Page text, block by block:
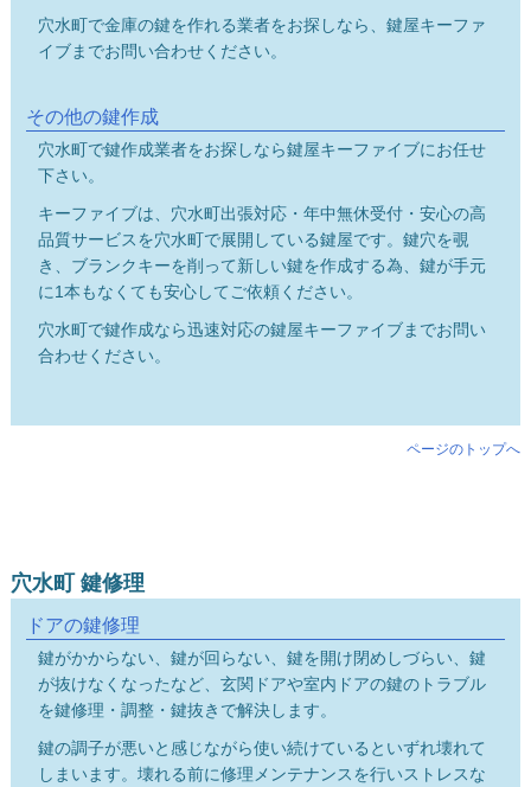
穴水町で金庫の鍵を作れる業者をお探しなら、鍵屋キーファ
イブまでお問い合わせください。
その他の鍵作成
穴水町で鍵作成業者をお探しなら鍵屋キーファイブにお任せ
下さい。
キーファイブは、穴水町出張対応・年中無休受付・安心の高
品質サービスを穴水町で展開している鍵屋です。鍵穴を覗
き、ブランクキーを削って新しい鍵を作成する為、鍵が手元
に1本もなくても安心してご依頼ください。
穴水町で鍵作成なら迅速対応の鍵屋キーファイブまでお問い
合わせください。
ページのトップへ
穴水町 鍵修理
ドアの鍵修理
鍵がかからない、鍵が回らない、鍵を開け閉めしづらい、鍵
が抜けなくなったなど、玄関ドアや室内ドアの鍵のトラブル
を鍵修理・調整・鍵抜きで解決します。
鍵の調子が悪いと感じながら使い続けているといずれ壊れて
しまいます。壊れる前に修理メンテナンスを行いストレスな